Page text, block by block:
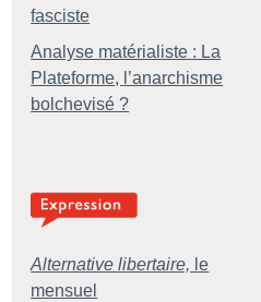
fasciste
Analyse matérialiste : La
Plateforme, l’anarchisme
bolchevisé ?
Alternative libertaire, le
mensuel